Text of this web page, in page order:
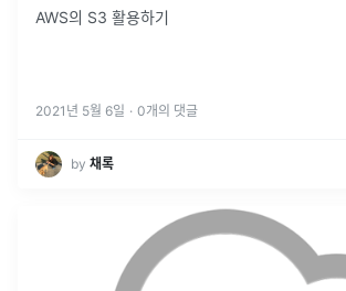
AWS의 S3 활용하기
2021년 5월 6일 · 0개의 댓글
by 채록